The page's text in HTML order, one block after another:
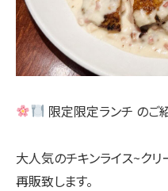
限定限定ランチ のご
大人気のチキンライス~ク
再販致します。